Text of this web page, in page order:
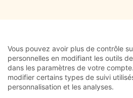
Vous pouvez avoir plus de contrôle
personnelles en modifiant les outils
dans les paramètres de votre
modifier certains types de suivi
personnalisation et les analyses.